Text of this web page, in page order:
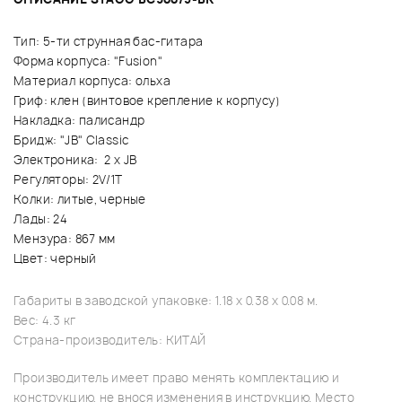
Тип: 5-ти струнная бас-гитара
Форма корпуса: "Fusion"
Материал корпуса: ольха
Гриф: клен (винтовое крепление к корпусу)
Накладка: палисандр
Бридж: "JB" Classic
Электроника: 2 x JB
Регуляторы: 2V/1T
Колки: литые, черные
Лады: 24
Мензура: 867 мм
Цвет: черный
Габариты в заводской упаковке: 1.18 x 0.38 x 0.08 м.
Вес: 4.3 кг
Страна-производитель: КИТАЙ
Производитель имеет право менять комплектацию и
конструкцию, не внося изменения в инструкцию. Место